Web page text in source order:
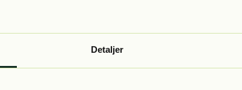
Detaljer